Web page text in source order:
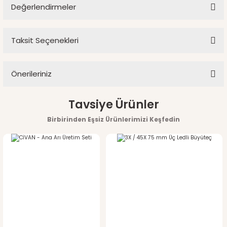
Değerlendirmeler
Taksit Seçenekleri
Önerileriniz
Bu ürünün fiyat bilgisi, resim, ürün açıklamalarında ve diğer
konularda yetersiz gördüğünüz noktaları öneri formunu
Tavsiye Ürünler
Birbirinden Eşsiz Ürünlerimizi Keşfedin